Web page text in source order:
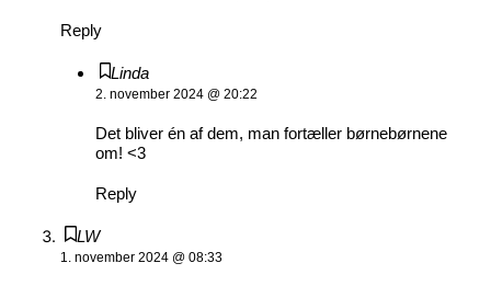
Reply
Linda
2. november 2024 @ 20:22
Det bliver én af dem, man fortæller børnebørnene
om! <3
Reply
LW
1. november 2024 @ 08:33